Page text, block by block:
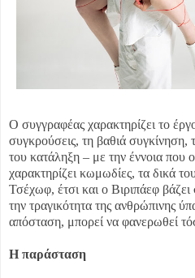
Ο συγγραφέας χαρακτηρίζει το
συγκρούσεις, τη βαθιά συγκίνηση,
του κατάληξη – με την έννοια που
χαρακτηρίζει κωμωδίες, τα δικά
Τσέχωφ, έτσι και ο Βιριπάεφ βάζει
την τραγικότητα της ανθρώπινης
απόσταση, μπορεί να φανερωθεί
Η παράσταση